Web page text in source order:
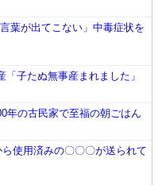
葉が出てこない」中毒症状を
子たぬ無事産まれました」
年の古民家で至福の朝ごはん
使用済みの〇〇〇が送られて